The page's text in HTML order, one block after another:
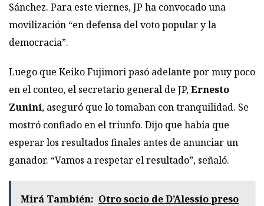
Sánchez. Para este viernes, JP ha convocado una
movilización “en defensa del voto popular y la
democracia”.
Luego que Keiko Fujimori pasó adelante por muy poco
en el conteo, el secretario general de JP,Ernesto
Zunini, aseguró que lo tomaban con tranquilidad. Se
mostró confiado en el triunfo. Dijo que había que
esperar los resultados finales antes de anunciar un
ganador. “Vamos a respetar el resultado”, señaló.
Mirá También: Otro socio de D’Alessio preso